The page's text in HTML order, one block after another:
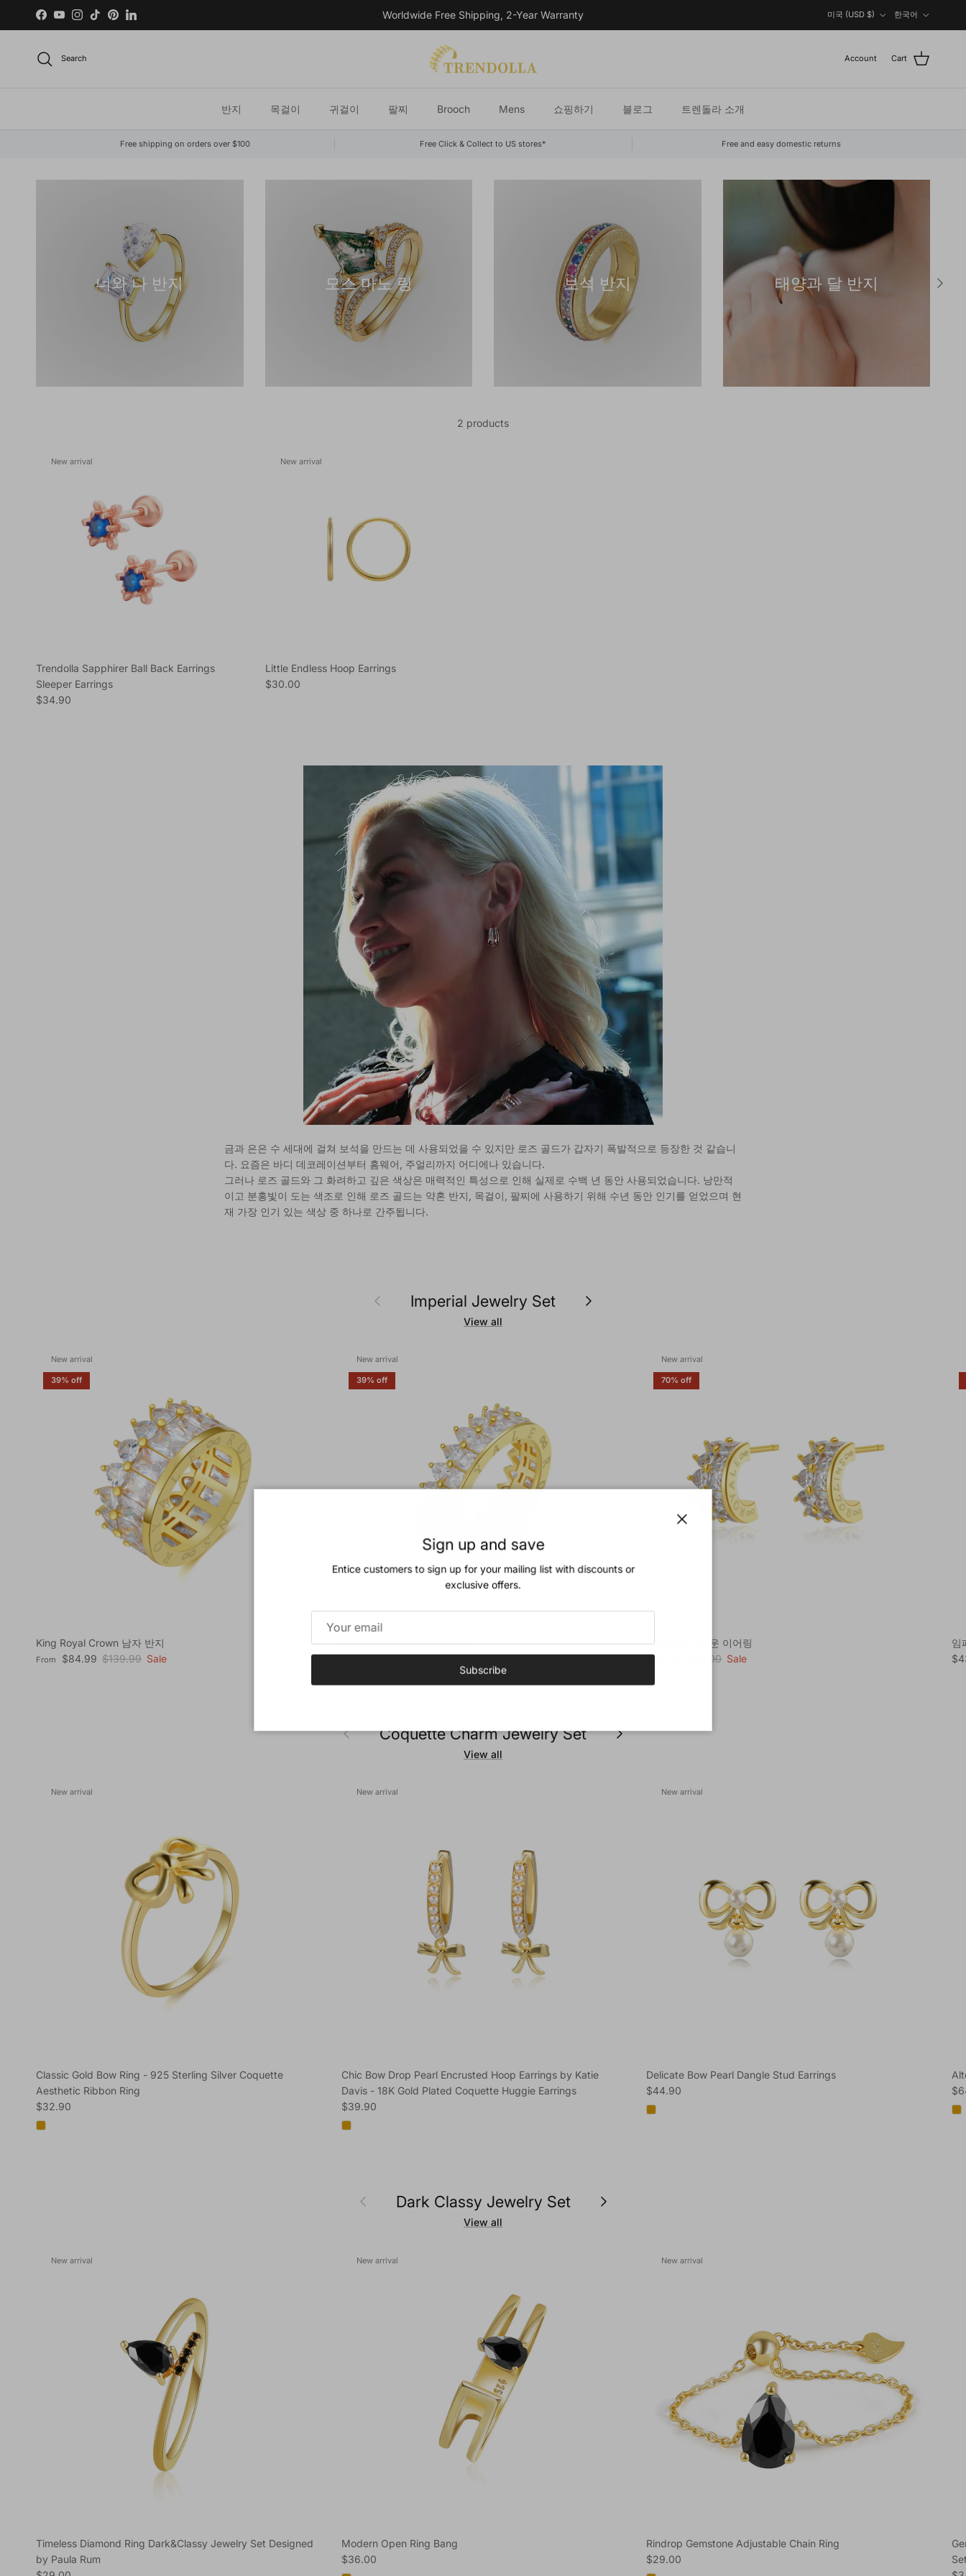
Skip to content
Facebook
YouTubeInstagram
TikTokPinterestLinkedIn Worldwide Free Shipping, 2-Year Warranty
미국 (USD $)
한국어
Search Account Cart
반지 목걸이 귀걸이 팔찌 Brooch Mens 쇼핑하기 블로그 트렌돌라 소개
Free shipping on orders over $100 Free Click & Collect to US stores* Free and easy domestic returns
너와 나 반지 모스 마노 링 보석 반지 태양과 달 반지 Next
2 products
New arrival
Trendolla Sapphirer Ball Back Earrings
Sleeper Earrings
Regular price
$34.90
New arrival
Little Endless Hoop Earrings
Regular price
$30.00
금과 은은 수 세대에 걸쳐 보석을 만드는 데 사용되었을 수 있지만 로즈 골드가 갑자기 폭발적으로 등장한 것 같습니
다. 요즘은 바디 데코레이션부터 홈웨어, 주얼리까지 어디에나 있습니다.
그러나 로즈 골드와 그 화려하고 깊은 색상은 매력적인 특성으로 인해 실제로 수백 년 동안 사용되었습니다. 낭만적
이고 분홍빛이 도는 색조로 인해 로즈 골드는 약혼 반지, 목걸이, 팔찌에 사용하기 위해 수년 동안 인기를 얻었으며 현
재 가장 인기 있는 색상 중 하나로 간주됩니다.
Previous Imperial Jewelry Set Next
View all
New arrival
39% off
King Royal Crown 남자 반지
Sale price
From $84.99 Regular price
$139.99 Sale
New arrival
39% off
프린세스 크라운 여성용 반지
Sale price
$84.99 Regular price
$139.99 Sale
New arrival
70% off
임페리얼 크라운 이어링
Sale price
$29.00 Regular price
$98.00 Sale
임
Coquette Charm Jewelry Set
View all
New arrival
Classic Gold Bow Ring - 925 Sterling Silver Coquette
Aesthetic Ribbon Ring
Regular price
$32.90
New arrival
Chic Bow Drop Pearl Encrusted Hoop Earrings by Katie
Davis - 18K Gold Plated Coquette Huggie Earrings
Regular price
$39.90
New arrival
Delicate Bow Pearl Dangle Stud Earrings
Regular price
$44.90
Previous Dark Classy Jewelry Set Next
View all
New arrival
Timeless Diamond Ring Dark&Classy Jewelry Set Designed
by Paula Rum
New arrival
Modern Open Ring Bang
Regular price
$36.00
New arrival
Rindrop Gemstone Adjustable Chain Ring
Regular price
$29.00
Sign up and save
Entice customers to sign up for your mailing list with discounts or
exclusive offers.
Subscribe